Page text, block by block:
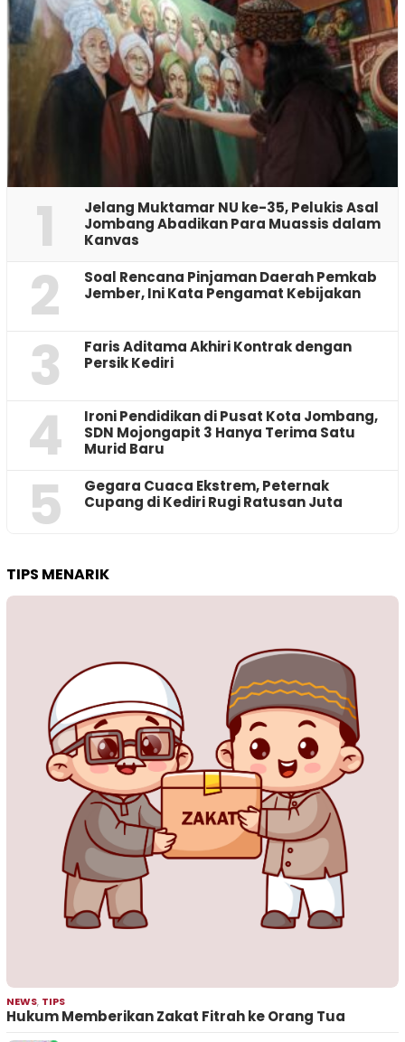
1
Jelang Muktamar NU ke-35, Pelukis Asal
Jombang Abadikan Para Muassis dalam
Kanvas
2
‎Soal Rencana Pinjaman Daerah Pemkab
Jember, Ini Kata Pengamat Kebijakan ‎
3
Faris Aditama Akhiri Kontrak dengan
Persik Kediri
4
Ironi Pendidikan di Pusat Kota Jombang,
SDN Mojongapit 3 Hanya Terima Satu
Murid Baru
5
‎Gegara Cuaca Ekstrem, Peternak
Cupang di Kediri Rugi Ratusan Juta
TIPS MENARIK
NEWS, TIPS
Hukum Memberikan Zakat Fitrah ke Orang Tua